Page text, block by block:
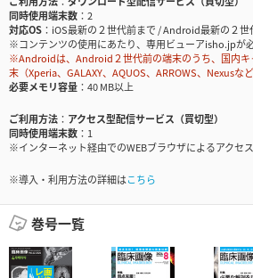
同時使用端末数
2
対応OS
iOS最新の２世代前まで / Android最新の２世
※コンテンツの使用にあたり、専用ビューアisho.jpが
※Androidは、Android２世代前の端末のうち、国内キ
末（Xperia、GALAXY、AQUOS、ARROWS、Nexusな
必要メモリ容量
40 MB以上
ご利用方法
アクセス型配信サービス（買切型）
同時使用端末数
1
※インターネット経由でのWEBブラウザによるアクセ
※導入・利用方法の詳細はこちら
巻号一覧